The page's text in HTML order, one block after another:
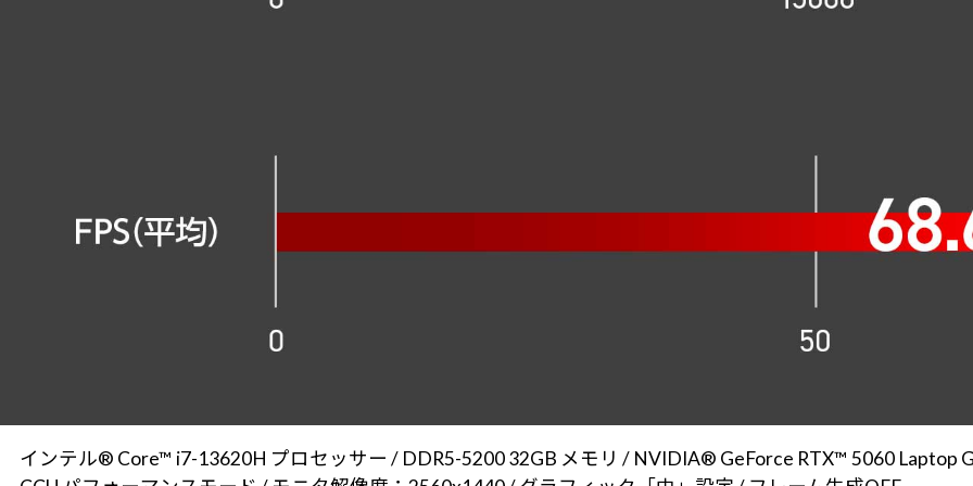
インテル® Core™ i7-13620H プロセッサー / DDR5-5200 32GB メモリ / NVIDIA® GeForce RTX™ 5060 Laptop